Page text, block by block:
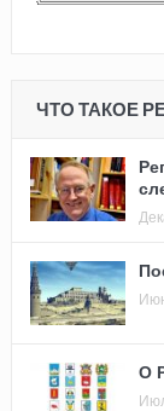
ЧТО ТАКОЕ
О